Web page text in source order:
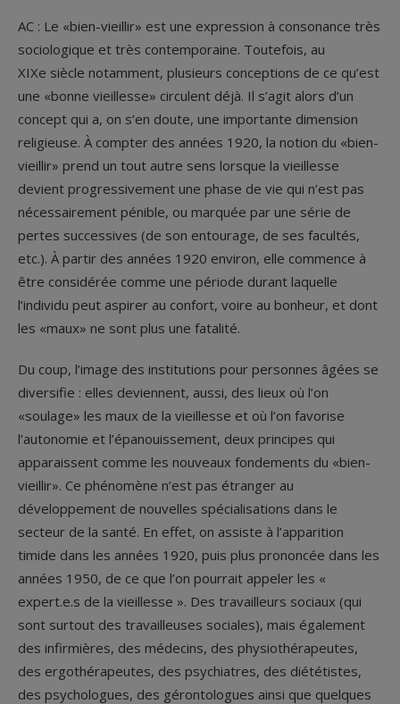
AC : Le «bien-vieillir» est une expression à consonance très
sociologique et très contemporaine. Toutefois, au
XIXe siècle notamment, plusieurs conceptions de ce qu’est
une «bonne vieillesse» circulent déjà. Il s’agit alors d’un
concept qui a, on s’en doute, une importante dimension
religieuse. À compter des années 1920, la notion du «bien-
vieillir» prend un tout autre sens lorsque la vieillesse
devient progressivement une phase de vie qui n’est pas
nécessairement pénible, ou marquée par une série de
pertes successives (de son entourage, de ses facultés,
etc.). À partir des années 1920 environ, elle commence à
être considérée comme une période durant laquelle
l’individu peut aspirer au confort, voire au bonheur, et dont
les «maux» ne sont plus une fatalité.
Du coup, l’image des institutions pour personnes âgées se
diversifie : elles deviennent, aussi, des lieux où l’on
«soulage» les maux de la vieillesse et où l’on favorise
l’autonomie et l’épanouissement, deux principes qui
apparaissent comme les nouveaux fondements du «bien-
vieillir». Ce phénomène n’est pas étranger au
développement de nouvelles spécialisations dans le
secteur de la santé. En effet, on assiste à l’apparition
timide dans les années 1920, puis plus prononcée dans les
années 1950, de ce que l’on pourrait appeler les «
expert.e.s de la vieillesse ». Des travailleurs sociaux (qui
sont surtout des travailleuses sociales), mais également
des infirmières, des médecins, des physiothérapeutes,
des ergothérapeutes, des psychiatres, des diététistes,
des psychologues, des gérontologues ainsi que quelques